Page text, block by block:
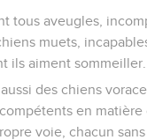
tous aveugles,
muets,
ils aiment sommeiller.
des chiens
en matière
voie, chacun